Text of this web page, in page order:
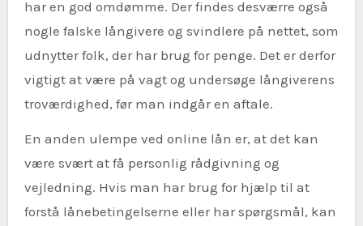
har en god omdømme. Der findes desværre også
nogle falske långivere og svindlere på nettet, som
udnytter folk, der har brug for penge. Det er derfor
vigtigt at være på vagt og undersøge långiverens
troværdighed, før man indgår en aftale.
En anden ulempe ved online lån er, at det kan
være svært at få personlig rådgivning og
vejledning. Hvis man har brug for hjælp til at
forstå lånebetingelserne eller har spørgsmål, kan